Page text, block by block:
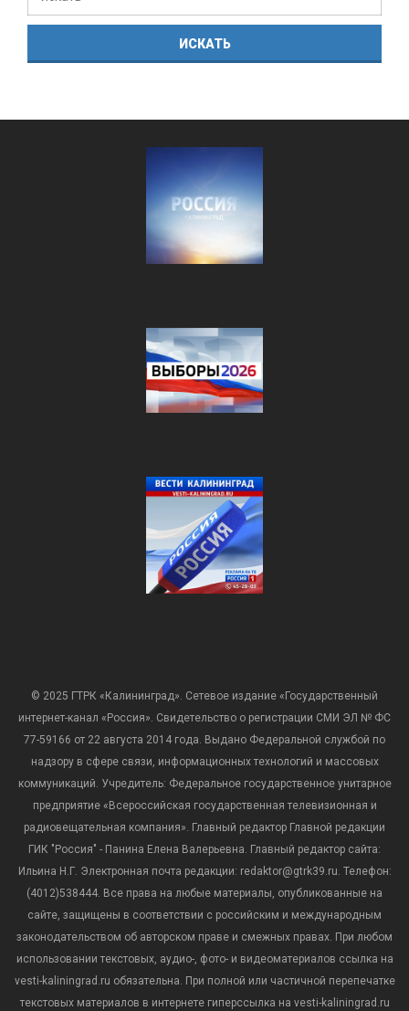
© 2025 ГТРК «Калининград». Сетевое издание «Государственный
интернет-канал «Россия». Свидетельство о регистрации СМИ ЭЛ № ФС
77-59166 от 22 августа 2014 года. Выдано Федеральной службой по
надзору в сфере связи, информационных технологий и массовых
коммуникаций. Учредитель: Федеральное государственное унитарное
предприятие «Всероссийская государственная телевизионная и
радиовещательная компания». Главный редактор Главной редакции
ГИК "Россия" - Панина Елена Валерьевна. Главный редактор сайта:
Ильина Н.Г. Электронная почта редакции: redaktor@gtrk39.ru. Телефон:
(4012)538444. Все права на любые материалы, опубликованные на
сайте, защищены в соответствии с российским и международным
законодательством об авторском праве и смежных правах. При любом
использовании текстовых, аудио-, фото- и видеоматериалов ссылка на
vesti-kaliningrad.ru обязательна. При полной или частичной перепечатке
текстовых материалов в интернете гиперссылка на vesti-kaliningrad.ru